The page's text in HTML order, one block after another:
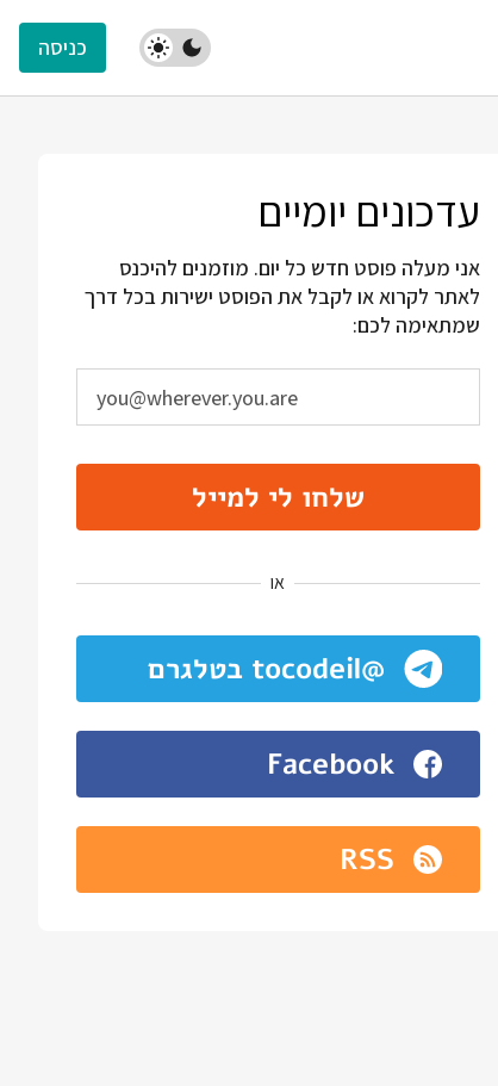
כניסה
עדכונים יומיים
אני מעלה פוסט חדש כל יום. מוזמנים להיכנס
לאתר לקרוא או לקבל את הפוסט ישירות בכל דרך
שמתאימה לכם:
שלחו לי למייל
או
@tocodeil בטלגרם
Facebook
RSS